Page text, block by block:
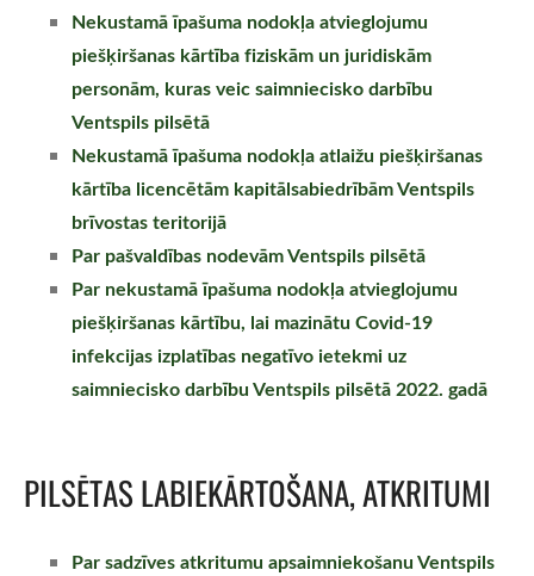
Nekustamā īpašuma nodokļa atvieglojumu
piešķiršanas kārtība fiziskām un juridiskām
personām, kuras veic saimniecisko darbību
Ventspils pilsētā
Nekustamā īpašuma nodokļa atlaižu piešķiršanas
kārtība licencētām kapitālsabiedrībām Ventspils
brīvostas teritorijā
Par pašvaldības nodevām Ventspils pilsētā
Par nekustamā īpašuma nodokļa atvieglojumu
piešķiršanas kārtību, lai mazinātu Covid-19
infekcijas izplatības negatīvo ietekmi uz
saimniecisko darbību Ventspils pilsētā 2022. gadā
PILSĒTAS LABIEKĀRTOŠANA, ATKRITUMI
Par sadzīves atkritumu apsaimniekošanu Ventspils